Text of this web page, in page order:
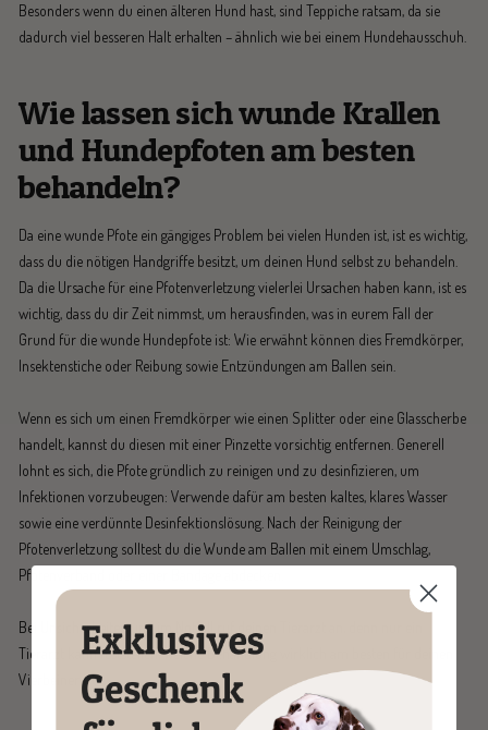
Besonders wenn du einen älteren Hund hast, sind Teppiche ratsam, da sie
dadurch viel besseren Halt erhalten – ähnlich wie bei einem Hundehausschuh.
Wie lassen sich wunde Krallen
und Hundepfoten am besten
behandeln?
Da eine wunde Pfote ein gängiges Problem bei vielen Hunden ist, ist es wichtig,
dass du die nötigen Handgriffe besitzt, um deinen Hund selbst zu behandeln.
Da die Ursache für eine Pfotenverletzung vielerlei Ursachen haben kann, ist es
wichtig, dass du dir Zeit nimmst, um herausfinden, was in eurem Fall der
Grund für die wunde Hundepfote ist: Wie erwähnt können dies Fremdkörper,
Insektenstiche oder Reibung sowie Entzündungen am Ballen sein.
Wenn es sich um einen Fremdkörper wie einen Splitter oder eine Glasscherbe
handelt, kannst du diesen mit einer Pinzette vorsichtig entfernen. Generell
lohnt es sich, die Pfote gründlich zu reinigen und zu desinfizieren, um
Infektionen vorzubeugen: Verwende dafür am besten kaltes, klares Wasser
sowie eine verdünnte Desinfektionslösung. Nach der Reinigung der
Pfotenverletzung solltest du die Wunde am Ballen mit einem Umschlag,
Pfotenverband oder einer Bandage abdecken.
Bei Unsicherheiten und im Notfall ruf deinen Tierarzt an, denn nur ein
Tierarzt kann feststellen, welche Behandlung wirklich am besten für deinen
Vierbeiner ist.